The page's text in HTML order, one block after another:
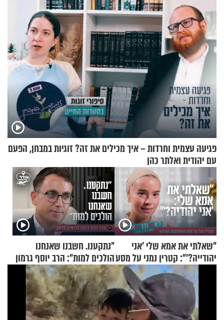
פגיעה עצמית וחרדות – איך מכילים את זה? זוגיות במבחן, הפעם
עם יהודית ואלתר כהן
"שאלתי את אמא שלי 'אני
יהודייה?'": קטרין נמני על מסע
ההתחזקות המרגש
"נתקענו. חשבנו שאנחנו
הולכים למות": הרב יוסף גרמון
בריאיון מרתק